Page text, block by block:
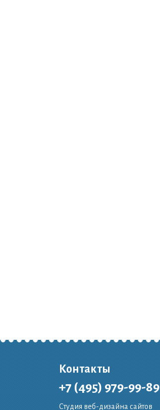
Контакты
+7 (495) 979-99-89
Студия веб-дизайна сайтов